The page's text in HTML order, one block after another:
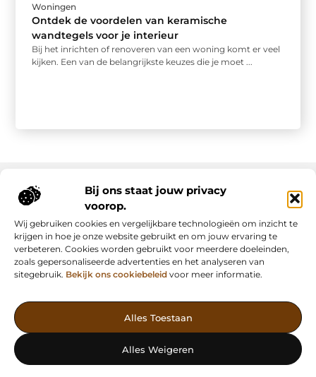
Bij ons staat jouw privacy
voorop.
Wij gebruiken cookies en vergelijkbare technologieën om inzicht te
krijgen in hoe je onze website gebruikt en om jouw ervaring te
verbeteren. Cookies worden gebruikt voor meerdere doeleinden,
zoals gepersonaliseerde advertenties en het analyseren van
sitegebruik. Bekijk ons cookiebeleid voor meer informatie.
Alles Toestaan
Alles Weigeren
Woningen
Ontdek de voordelen van keramische
wandtegels voor je interieur
Bij het inrichten of renoveren van een woning komt er veel
kijken. Een van de belangrijkste keuzes die je moet ...
Vind Inspiratie, Deel Inzichten
waardevolle artikelen en effectieve advertenties. Ontdek, leer en
deel jouw verhaal vandaag nog!
Onze informatie